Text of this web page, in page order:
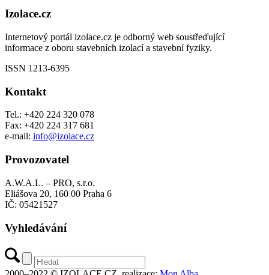
Izolace.cz
Internetový portál izolace.cz je odborný web soustřeďující
informace z oboru stavebních izolací a stavební fyziky.
ISSN 1213-6395
Kontakt
Tel.: +420 224 320 078
Fax: +420 224 317 681
e-mail: info@izolace.cz
Provozovatel
A.W.A.L. – PRO, s.r.o.
Eliášova 20, 160 00 Praha 6
IČ: 05421527
Vyhledávání